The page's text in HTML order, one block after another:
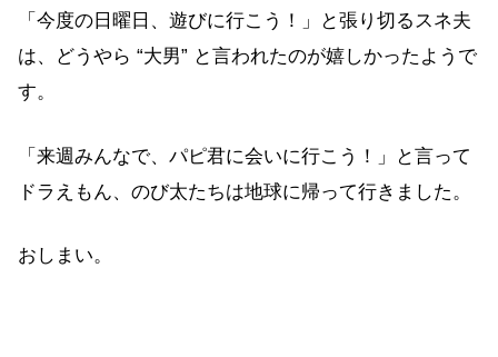
「今度の日曜日、遊びに行こう！」と張り切るスネ夫
は、どうやら “大男” と言われたのが嬉しかったようで
す。
「来週みんなで、パピ君に会いに行こう！」と言って
ドラえもん、のび太たちは地球に帰って行きました。
おしまい。